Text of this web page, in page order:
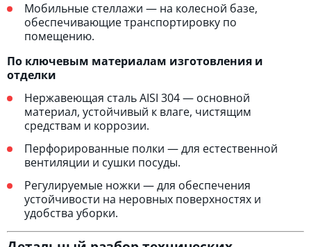
Мобильные стеллажи — на колесной базе,
обеспечивающие транспортировку по
помещению.
По ключевым материалам изготовления и
отделки
Нержавеющая сталь AISI 304 — основной
материал, устойчивый к влаге, чистящим
средствам и коррозии.
Перфорированные полки — для естественной
вентиляции и сушки посуды.
Регулируемые ножки — для обеспечения
устойчивости на неровных поверхностях и
удобства уборки.